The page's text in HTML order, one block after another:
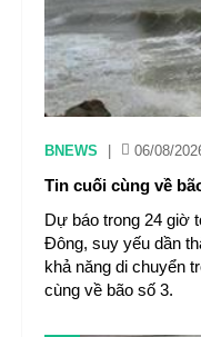
BNEWS 06/08/
Tin cuối cùng về
Dự báo trong 24 giờ
Đông, suy yếu dần
khả năng di chuyển
cùng về bão số 3.